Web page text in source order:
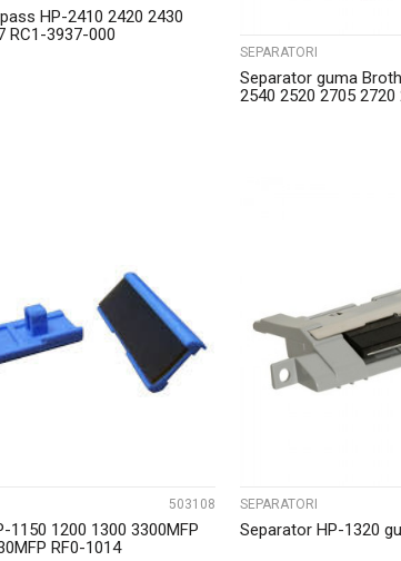
HP-2410 2420 2430
RC1-3937-000
SEPARATORI
Separator guma
2540 2520 2705 2720
UPOREDI
503108
1150 1200 1300 3300MFP
RF0-1014
SEPARATORI
Separator HP-1320